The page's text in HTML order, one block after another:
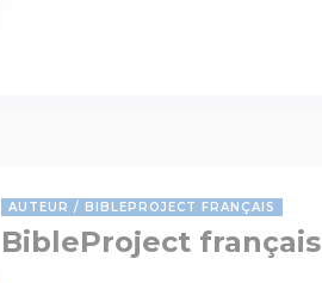
AUTEUR BIBLEPROJECT FRANÇAIS
BibleProject français